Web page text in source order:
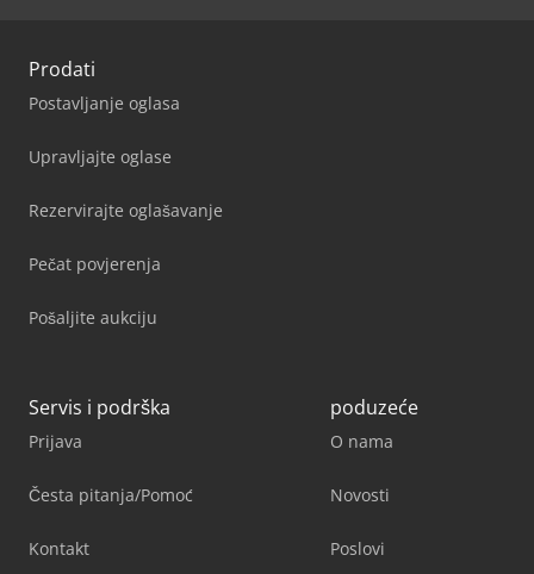
Prodati
Postavljanje oglasa
Upravljajte oglase
Rezervirajte oglašavanje
Pečat povjerenja
Pošaljite aukciju
Servis i podrška
Prijava
Česta pitanja/Pomoć
Kontakt
poduzeće
O nama
Novosti
Poslovi